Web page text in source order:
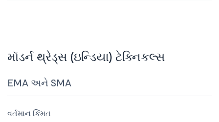
મૉડર્ન થ્રેડ્સ (ઇન્ડિયા) ટેક્નિકલ્સ
EMA અને SMA
વર્તમાન કિંમત